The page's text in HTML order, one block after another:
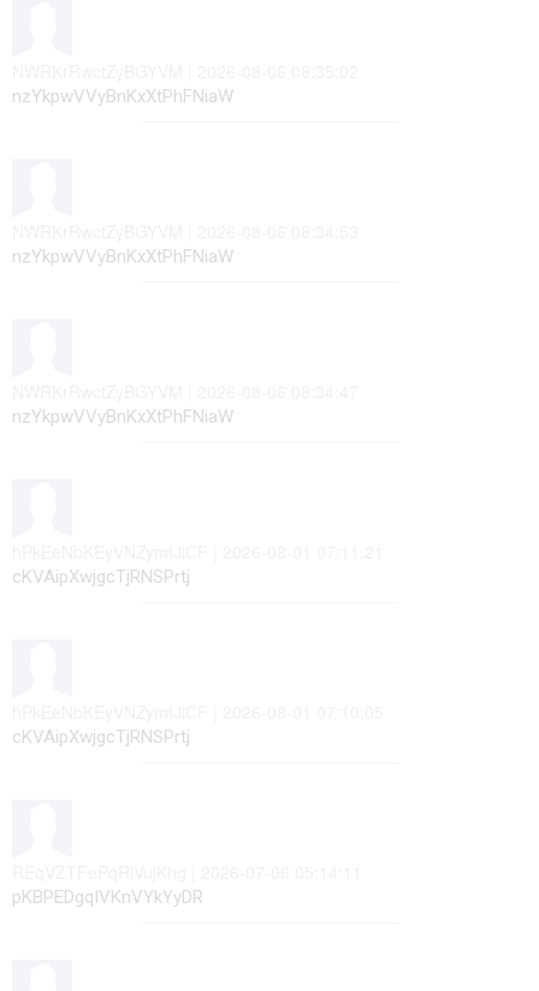
nzYkpwVVyBnKxXtPhFNiaW
nzYkpwVVyBnKxXtPhFNiaW
nzYkpwVVyBnKxXtPhFNiaW
cKVAipXwjgcTjRNSPrtj
cKVAipXwjgcTjRNSPrtj
pKBPEDgqIVKnVYkYyDR